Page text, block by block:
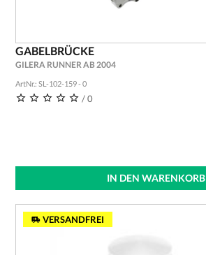
GABELBRÜCKE
GILERA RUNNER AB 2004
ArtNr.: SL-102-159 - 0
/ 0
IN DEN WARENKORB
VERSANDFREI